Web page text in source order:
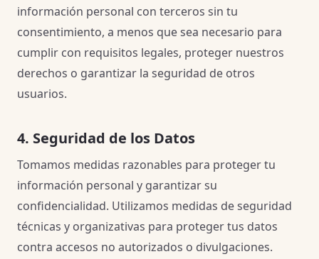
información personal con terceros sin tu
consentimiento, a menos que sea necesario para
cumplir con requisitos legales, proteger nuestros
derechos o garantizar la seguridad de otros
usuarios.
4. Seguridad de los Datos
Tomamos medidas razonables para proteger tu
información personal y garantizar su
confidencialidad. Utilizamos medidas de seguridad
técnicas y organizativas para proteger tus datos
contra accesos no autorizados o divulgaciones.